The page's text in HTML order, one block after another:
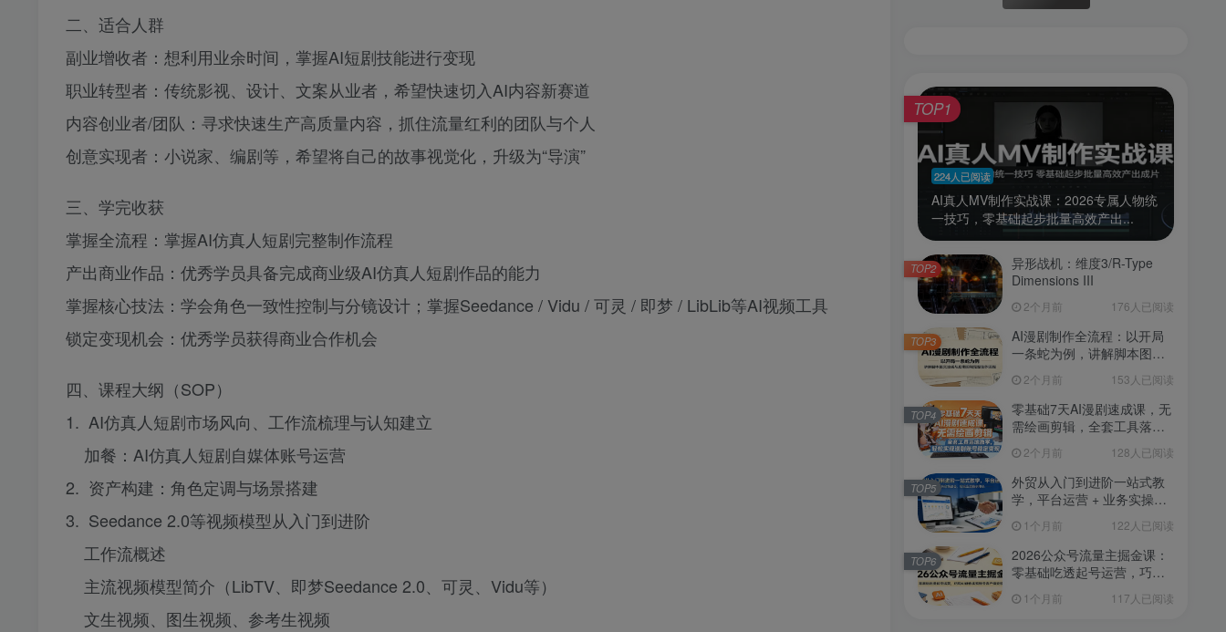
二、适合人群
副业增收者：想利用业余时间，掌握AI短剧技能进行变现
职业转型者：传统影视、设计、文案从业者，希望快速切入AI内容新赛道
内容创业者/团队：寻求快速生产高质量内容，抓住流量红利的团队与个人
创意实现者：小说家、编剧等，希望将自己的故事视觉化，升级为“导演”
三、学完收获
掌握全流程：掌握AI仿真人短剧完整制作流程
产出商业作品：优秀学员具备完成商业级AI仿真人短剧作品的能力
掌握核心技法：学会角色一致性控制与分镜设计；掌握Seedance / Vidu / 可灵 / 即梦 / LibLib等AI视频工具
锁定变现机会：优秀学员获得商业合作机会
四、课程大纲（SOP）
1. AI仿真人短剧市场风向、工作流梳理与认知建立
加餐：AI仿真人短剧自媒体账号运营
2. 资产构建：角色定调与场景搭建
3. Seedance 2.0等视频模型从入门到进阶
工作流概述
主流视频模型简介（LibTV、即梦Seedance 2.0、可灵、Vidu等）
文生视频、图生视频、参考生视频
224人已阅读
AI真人MV制作实战课：2026专属人物统
一技巧，零基础起步批量高效产出...
TOP1
异形战机：维度3/R-Type
Dimensions III
2个月前 176人已阅读
TOP2
AI漫剧制作全流程：以开局
一条蛇为例，讲解脚本图文
程 2个月前 153人已阅读
TOP3
零基础7天AI漫剧速成课，无
需绘画剪辑，全套工具落地
定变现
2个月前 128人已阅读
TOP4
外贸从入门到进阶一站式教
学，平台运营 + 业务实操结
1个月前 122人已阅读
TOP5
2026公众号流量主掘金课：
零基础吃透起号运营，巧用
1个月前 117人已阅读
TOP6